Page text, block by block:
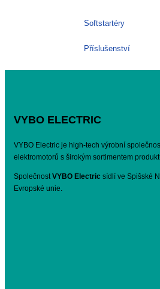
Softstartéry
Příslušenství
VYBO ELECTRIC
VYBO Electric je high-tech výrobní
elektromotorů s širokým sortimentem
Společnost VYBO Electric sídlí ve Spišské
Evropské unie.